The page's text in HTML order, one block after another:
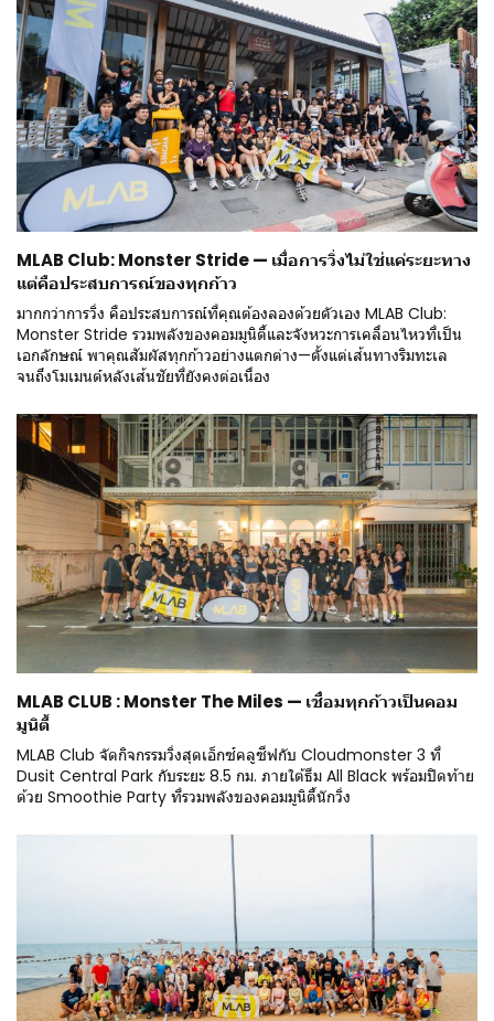
MLAB Club: Monster Stride — เมื่อการวิ่งไม่ใช่แค่ระยะทาง
แต่คือประสบการณ์ของทุกก้าว
มากกว่าการวิ่ง คือประสบการณ์ที่คุณต้องลองด้วยตัวเอง MLAB Club:
Monster Stride รวมพลังของคอมมูนิตี้และจังหวะการเคลื่อนไหวที่เป็น
เอกลักษณ์ พาคุณสัมผัสทุกก้าวอย่างแตกต่าง—ตั้งแต่เส้นทางริมทะเล
จนถึงโมเมนต์หลังเส้นชัยที่ยังคงต่อเนื่อง
MLAB CLUB : Monster The Miles — เชื่อมทุกก้าวเป็นคอม
มูนิตี้
MLAB Club จัดกิจกรรมวิ่งสุดเอ็กซ์คลูซีฟกับ Cloudmonster 3 ที่
Dusit Central Park กับระยะ 8.5 กม. ภายใต้ธีม All Black พร้อมปิดท้าย
ด้วย Smoothie Party ที่รวมพลังของคอมมูนิตี้นักวิ่ง